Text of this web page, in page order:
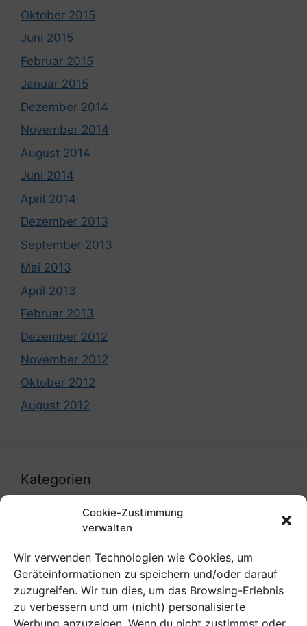
Cookie-Zustimmung
verwalten
Wir verwenden Technologien wie Cookies, um
Geräteinformationen zu speichern und/oder darauf
zuzugreifen. Wir tun dies, um das Browsing-Erlebnis
zu verbessern und um (nicht) personalisierte
Werbung anzuzeigen. Wenn du nicht zustimmst oder
Oktober 2015
Juni 2015
Februar 2015
Januar 2015
Dezember 2014
November 2014
August 2014
Juni 2014
April 2014
Dezember 2013
September 2013
Mai 2013
April 2013
Februar 2013
Dezember 2012
November 2012
Oktober 2012
August 2012
Kategorien
coronavirus
Meta